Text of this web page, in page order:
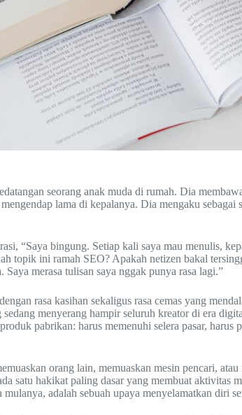
seorang anak muda di rumah. Dia
lama di kepalanya. Dia mengaku sebagai
“Saya bingung. Setiap kali saya mau menulis,
topik ini ramah SEO? Apakah netizen bakal
Saya merasa tulisan saya nggak punya rasa lagi.”
rasa kasihan sekaligus rasa cemas yang
menyerang hampir seluruh kreator di era
pabrikan: harus memenuhi selera pasar, harus
orang lain, memuaskan mesin pencari,
satu hakikat paling dasar yang membuat aktivitas
mulanya, adalah sebuah upaya menyelamatkan diri